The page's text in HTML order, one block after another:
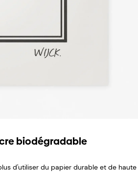
biodégradable
d'utiliser du papier durable et de haute